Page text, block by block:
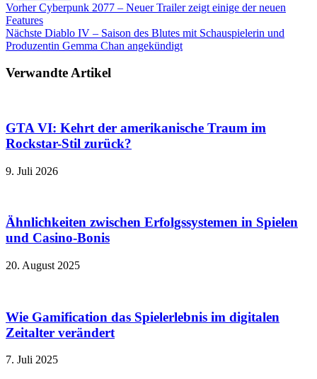
VorherCyberpunk 2077 – Neuer Trailer zeigt einige der neuen
Features
Nächste Diablo IV – Saison des Blutes mit Schauspielerin und
Produzentin Gemma Chan angekündigt
Verwandte Artikel
GTA VI: Kehrt der amerikanische Traum im
Rockstar-Stil zurück?
9. Juli 2026
Ähnlichkeiten zwischen Erfolgssystemen in Spielen
und Casino‑Bonis
20. August 2025
Wie Gamification das Spielerlebnis im digitalen
Zeitalter verändert
7. Juli 2025